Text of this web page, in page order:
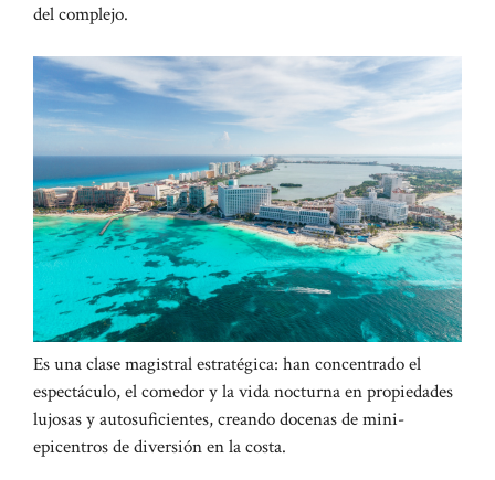
del complejo.
Es una clase magistral estratégica: han concentrado el
espectáculo, el comedor y la vida nocturna en propiedades
lujosas y autosuficientes, creando docenas de mini-
epicentros de diversión en la costa.